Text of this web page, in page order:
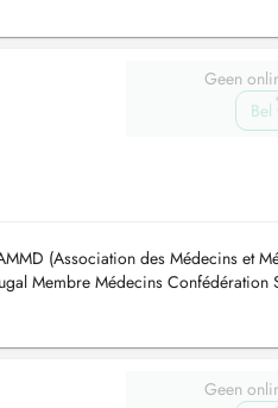
Geen
(Association des Médecins et
Membre Médecins Confédération
Geen